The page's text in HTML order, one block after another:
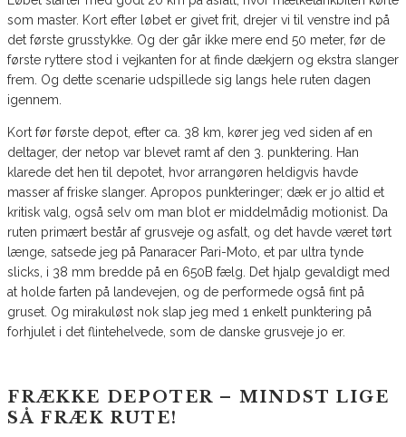
som master. Kort efter løbet er givet frit, drejer vi til venstre ind på
det første grusstykke. Og der går ikke mere end 50 meter, før de
første ryttere stod i vejkanten for at finde dækjern og ekstra slanger
frem. Og dette scenarie udspillede sig langs hele ruten dagen
igennem.
Kort før første depot, efter ca. 38 km, kører jeg ved siden af en
deltager, der netop var blevet ramt af den 3. punktering. Han
klarede det hen til depotet, hvor arrangøren heldigvis havde
masser af friske slanger. Apropos punkteringer; dæk er jo altid et
kritisk valg, også selv om man blot er middelmådig motionist. Da
ruten primært består af grusveje og asfalt, og det havde været tørt
længe, satsede jeg på Panaracer Pari-Moto, et par ultra tynde
slicks, i 38 mm bredde på en 650B fælg. Det hjalp gevaldigt med
at holde farten på landevejen, og de performede også fint på
gruset. Og mirakuløst nok slap jeg med 1 enkelt punktering på
forhjulet i det flintehelvede, som de danske grusveje jo er.
FRÆKKE DEPOTER – MINDST LIGE
SÅ FRÆK RUTE!